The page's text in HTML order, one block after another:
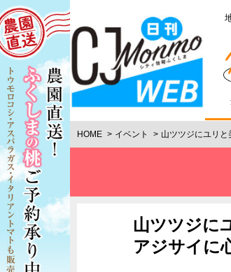
HOME イベント 山ツツジにユリ
山ツツジに
アジサイに